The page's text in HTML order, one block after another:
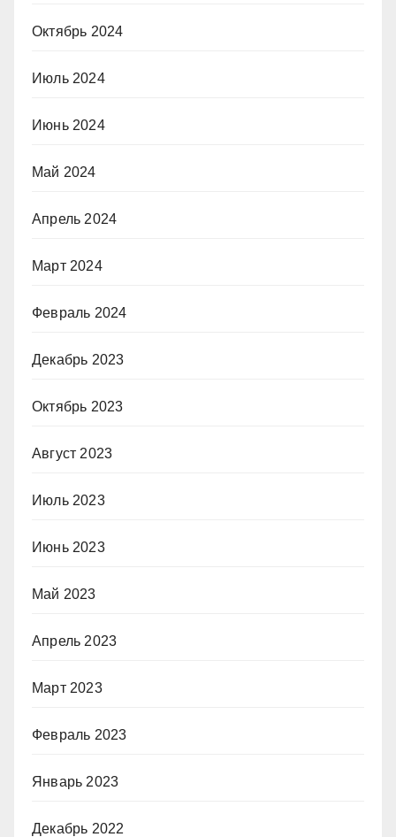
Октябрь 2024
Июль 2024
Июнь 2024
Май 2024
Апрель 2024
Март 2024
Февраль 2024
Декабрь 2023
Октябрь 2023
Август 2023
Июль 2023
Июнь 2023
Май 2023
Апрель 2023
Март 2023
Февраль 2023
Январь 2023
Декабрь 2022